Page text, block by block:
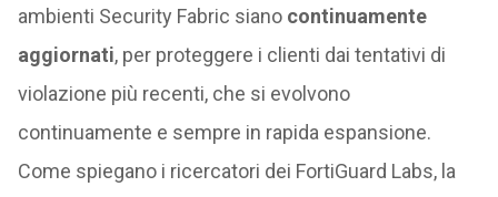
ambienti Security Fabric siano continuamente
aggiornati, per proteggere i clienti dai tentativi di
violazione più recenti, che si evolvono
continuamente e sempre in rapida espansione.
Come spiegano i ricercatori dei FortiGuard Labs, la